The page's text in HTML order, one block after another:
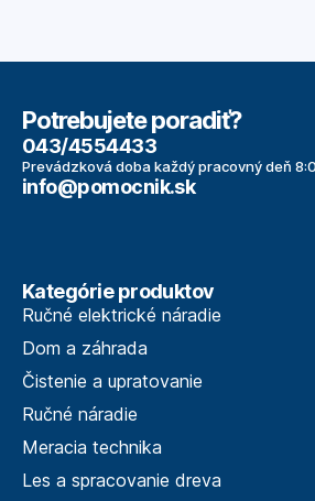
Potrebujete poradiť?
043/4554433
Prevádzková doba každý pracovný deň
info@pomocnik.sk
Kategórie produktov
Ručné elektrické náradie
Dom a záhrada
Čistenie a upratovanie
Ručné náradie
Meracia technika
Les a spracovanie dreva